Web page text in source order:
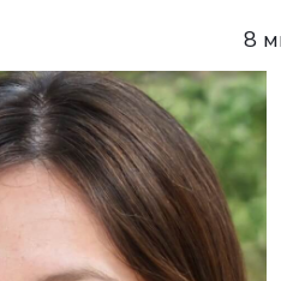
8